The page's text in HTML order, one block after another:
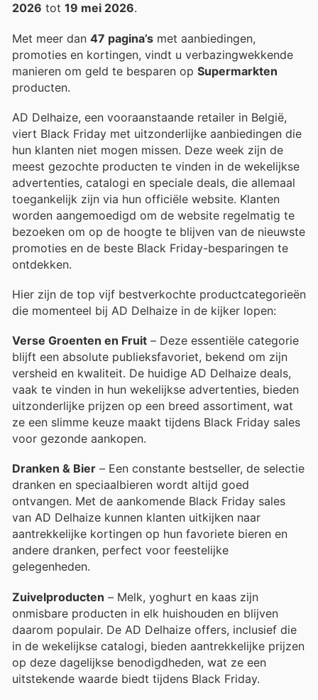
2026 tot 19 mei 2026.
Met meer dan 47 pagina’s met aanbiedingen,
promoties en kortingen, vindt u verbazingwekkende
manieren om geld te besparen op Supermarkten
producten.
AD Delhaize, een vooraanstaande retailer in België,
viert Black Friday met uitzonderlijke aanbiedingen die
hun klanten niet mogen missen. Deze week zijn de
meest gezochte producten te vinden in de wekelijkse
advertenties, catalogi en speciale deals, die allemaal
toegankelijk zijn via hun officiële website. Klanten
worden aangemoedigd om de website regelmatig te
bezoeken om op de hoogte te blijven van de nieuwste
promoties en de beste Black Friday-besparingen te
ontdekken.
Hier zijn de top vijf bestverkochte productcategorieën
die momenteel bij AD Delhaize in de kijker lopen:
Verse Groenten en Fruit – Deze essentiële categorie
blijft een absolute publieksfavoriet, bekend om zijn
versheid en kwaliteit. De huidige AD Delhaize deals,
vaak te vinden in hun wekelijkse advertenties, bieden
uitzonderlijke prijzen op een breed assortiment, wat
ze een slimme keuze maakt tijdens Black Friday sales
voor gezonde aankopen.
Dranken & Bier – Een constante bestseller, de selectie
dranken en speciaalbieren wordt altijd goed
ontvangen. Met de aankomende Black Friday sales
van AD Delhaize kunnen klanten uitkijken naar
aantrekkelijke kortingen op hun favoriete bieren en
andere dranken, perfect voor feestelijke
gelegenheden.
Zuivelproducten – Melk, yoghurt en kaas zijn
onmisbare producten in elk huishouden en blijven
daarom populair. De AD Delhaize offers, inclusief die
in de wekelijkse catalogi, bieden aantrekkelijke prijzen
op deze dagelijkse benodigdheden, wat ze een
uitstekende waarde biedt tijdens Black Friday.